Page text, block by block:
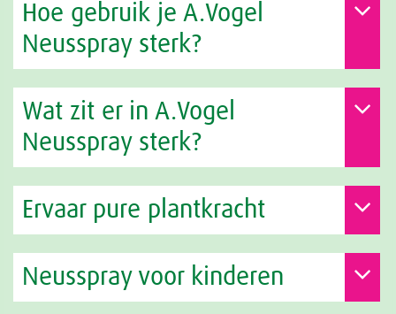
Hoe gebruik je A.Vogel
Neusspray sterk?
Wat zit er in A.Vogel
Neusspray sterk?
Ervaar pure plantkracht
Neusspray voor kinderen